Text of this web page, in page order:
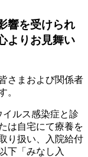
響を受けられ
よりお見舞い
さまおよび関係者
。
イルス感染症と診
は自宅にて療養を
り扱い、入院給付
下「みなし入